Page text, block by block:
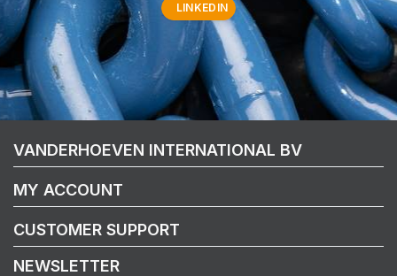
LINKEDIN
VANDERHOEVEN INTERNATIONAL BV
MY ACCOUNT
CUSTOMER SUPPORT
NEWSLETTER